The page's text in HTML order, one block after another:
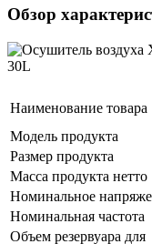
Обзор
Наименование товара
Модель продукта
Размер продукта
Масса продукта нетто
Номинальное
Номинальная частота
Объем резервуара для